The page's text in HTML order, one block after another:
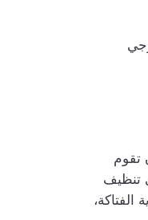
تقوم
تنظيف